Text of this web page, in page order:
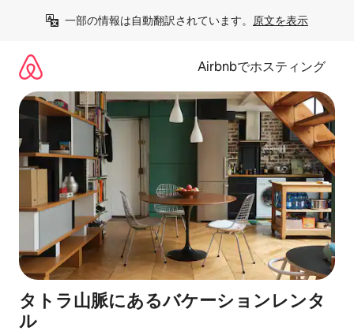
一部の情報は自動翻訳されています。 原文を表示
Airbnbでホスティング
タトラ山脈にあるバケーションレンタ
ル